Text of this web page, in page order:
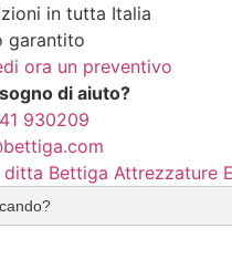
in tutta Italia
garantito
ora un preventivo
di aiuto?
930209